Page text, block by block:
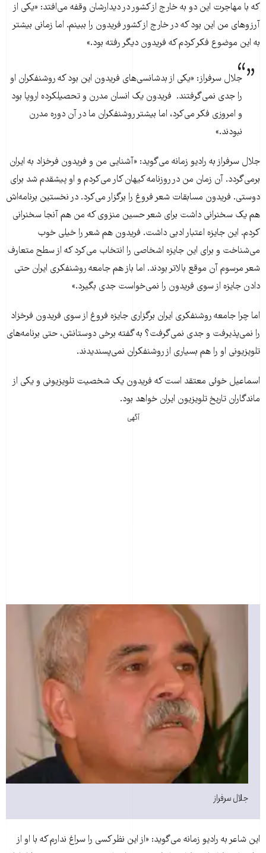
که با مهاجرت این دو به خارج از کشور در دیدارشان وقفه می‌افتد: «یکی از
آرزوهای من این بود که در خارج از کشور فریدون را ببینم. اما زمانی بیشتر
به این موضوع فکر کردم که فریدون دیگر رفته بود.»
جلال سرفراز: «یکی از بدشانسی‌های فریدون این بود که روشنفکران او
را جدی نمی‌گرفتند. فریدون یک انسان مدرن و تحصیلکرده اروپا بود
و امروزی فکر می‌کرد، اما بیشتر روشنفکران ما در آن دوره مدرن
نبودند.»
جلال سرفراز به رادیو زمانه می‌گوید: «آشنایی من و فریدون فرخزاد به ایران
برمی‌گردد. آن زمان من در روزنامه کیهان کار می‌کردم و او پیشقدم شد برای
دوستی. فریدون مسابقات شعر فروغ را برگزار می‌کرد. در نخستین برنامه‌اش
هم یک سخنرانی داشت برای شعر حسین منزوی که من هم آنجا سخنرانی
کردم. این جایزه اعتبار ادبی داشت. فریدون هم شعر را خیلی خوب
می‌شناخت و برای این جایزه اشخاصی را انتخاب می‌کرد که از سطح متعارف
شعر مرسوم آن موقع بالا‌تر بودند. اما باز هم جامعه روشنفکری ایران حتی
دادن جایزه از سوی فریدون را نمی‌خواست جدی بگیرد.»
اما چرا جامعه روشنفکری ایران برگزاری جایزه فروغ از سوی فریدون فرخزاد
را نمی‌پذیرفت و جدی نمی‌گرفت؟ به گفته برخی دوستانش، حتی برنامه‌های
تلویزیونی او را هم بسیاری از روشنفکران نمی‌پسندیدند.
اسماعیل خوئی معتقد است که فریدون یک شخصیت تلویزیونی و یکی از
ماندگاران تاریخ تلویزیون ایران خواهد بود.
آگهی
جلال سرفراز
این شاعر به رادیو زمانه می‌گوید: «از این نظر کسی را سراغ ندارم که با او از